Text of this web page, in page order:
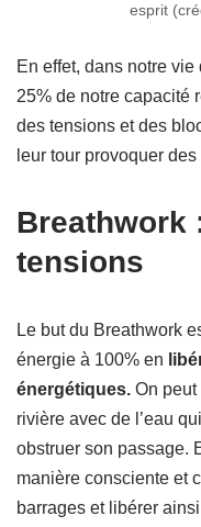
esprit
En effet, dans notre
25% de notre capacité
des tensions et des
leur tour provoquer
Breathwork
tensions
Le but du Breathwork
énergie à 100% en
énergétiques. On
rivière avec de l’eau
obstruer son passage.
manière consciente et
barrages et libérer